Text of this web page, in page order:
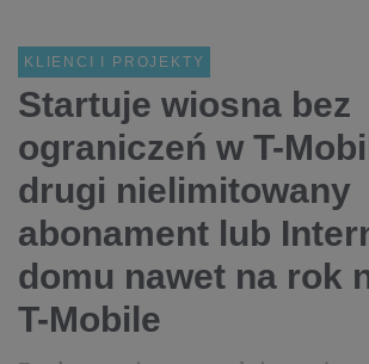
KLIENCI I PROJEKTY
Startuje wiosna bez
ograniczeń w T-
drugi nielimitowany
abonament lub
domu nawet na rok
T-Mobile